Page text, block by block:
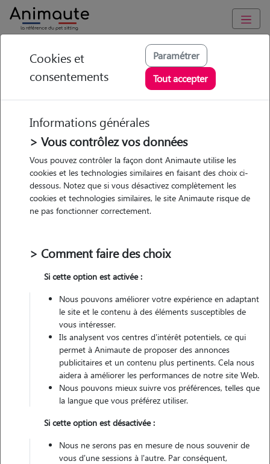
Animaute Ile-de-France / Ermont
Julie - Petsitter à
ERMONT
5/5 (2 avis)
• 44 ans
chez le Pet Sitter
Pas d'animaux Appartement
Véhiculé
Gardes réalisées
Contacter
L'envoi d'une demande est sans engagement
Cookies et
consentements
Paramétrer
Tout accepter
Informations générales
> Vous contrôlez vos données
Vous pouvez contrôler la façon dont Animaute utilise les
cookies et les technologies similaires en faisant des choix ci-
dessous. Notez que si vous désactivez complètement les
cookies et technologies similaires, le site Animaute risque de
ne pas fonctionner correctement.
> Comment faire des choix
Si cette option est activée :
Nous pouvons améliorer votre expérience en adaptant
le site et le contenu à des éléments susceptibles de
vous intéresser.
Ils analysent vos centres d'intérêt potentiels, ce qui
permet à Animaute de proposer des annonces
publicitaires et un contenu plus pertinents. Cela nous
aidera à améliorer les performances de notre site Web.
Nous pouvons mieux suivre vos préférences, telles que
la langue que vous préférez utiliser.
Si cette option est désactivée :
Nous ne serons pas en mesure de nous souvenir de
vous d'une sessions à l'autre. Par conséquent,